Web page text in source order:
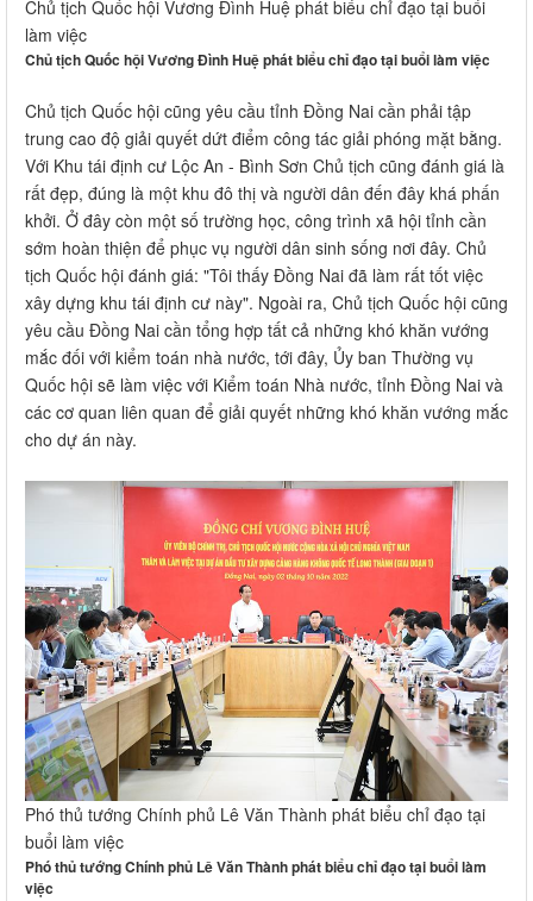
Chủ tịch Quốc hội Vương Đình Huệ phát biểu chỉ đạo tại buổi
làm việc
Chủ tịch Quốc hội Vương Đình Huệ phát biểu chỉ đạo tại buổi làm việc
Chủ tịch Quốc hội cũng yêu cầu tỉnh Đồng Nai cần phải tập
trung cao độ giải quyết dứt điểm công tác giải phóng mặt bằng.
Với Khu tái định cư Lộc An - Bình Sơn Chủ tịch cũng đánh giá là
rất đẹp, đúng là một khu đô thị và người dân đến đây khá phấn
khởi. Ở đây còn một số trường học, công trình xã hội tỉnh cần
sớm hoàn thiện để phục vụ người dân sinh sống nơi đây. Chủ
tịch Quốc hội đánh giá: "Tôi thấy Đồng Nai đã làm rất tốt việc
xây dựng khu tái định cư này". Ngoài ra, Chủ tịch Quốc hội cũng
yêu cầu Đồng Nai cần tổng hợp tất cả những khó khăn vướng
mắc đối với kiểm toán nhà nước, tới đây, Ủy ban Thường vụ
Quốc hội sẽ làm việc với Kiểm toán Nhà nước, tỉnh Đồng Nai và
các cơ quan liên quan để giải quyết những khó khăn vướng mắc
cho dự án này.
Phó thủ tướng Chính phủ Lê Văn Thành phát biểu chỉ đạo tại
buổi làm việc
Phó thủ tướng Chính phủ Lê Văn Thành phát biểu chỉ đạo tại buổi làm
việc